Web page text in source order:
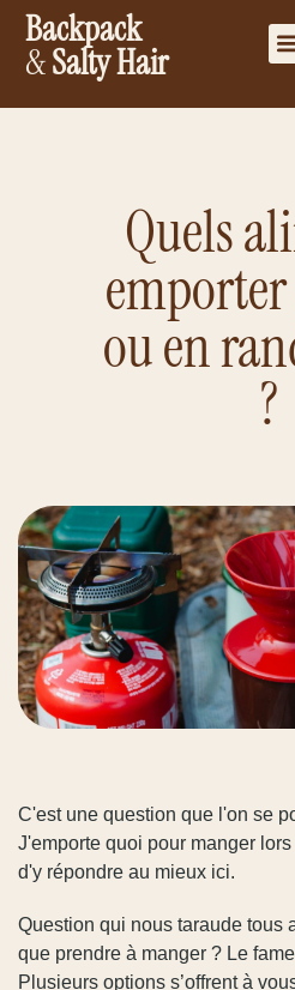
Backpack
&Salty Hair
Quels
ou en
?
C'est une question que l'on se
J'emporte quoi pour manger
d'y répondre au mieux ici.
Question qui nous taraude tous
que prendre à manger ? Le
Plusieurs options s’offrent à